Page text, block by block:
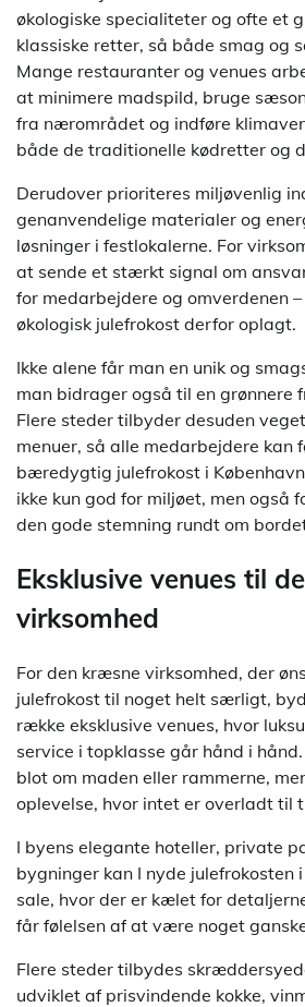
økologiske specialiteter og ofte et
klassiske retter, så både smag og
Mange restauranter og venues
at minimere madspild, bruge
fra nærområdet og indføre
både de traditionelle kødretter og
Derudover prioriteres miljøvenlig
genanvendelige materialer og
løsninger i festlokalerne. For
at sende et stærkt signal om
for medarbejdere og omverdenen
økologisk julefrokost derfor oplagt.
Ikke alene får man en unik og
man bidrager også til en grønnere
Flere steder tilbyder desuden
menuer, så alle medarbejdere kan
bæredygtig julefrokost i
ikke kun god for miljøet, men også
den gode stemning rundt om
Eksklusive venues til
virksomhed
For den kræsne virksomhed, der
julefrokost til noget helt særligt,
række eksklusive venues, hvor
service i topklasse går hånd i
blot om maden eller rammerne,
oplevelse, hvor intet er overladt til
I byens elegante hoteller, private
bygninger kan I nyde julefrokosten
sale, hvor der er kælet for
får følelsen af at være noget
Flere steder tilbydes
udviklet af prisvindende kokke,